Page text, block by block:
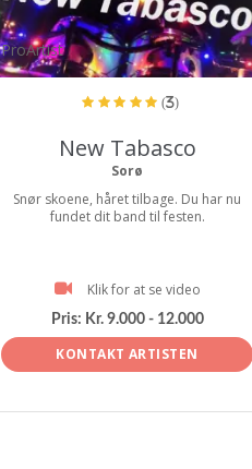
ProArtist
(3)
New Tabasco
Sorø
Snør skoene, håret tilbage. Du har nu
fundet dit band til festen.
Klik for at se video
Pris: Kr. 9.000 - 12.000
KONTAKT ARTISTEN